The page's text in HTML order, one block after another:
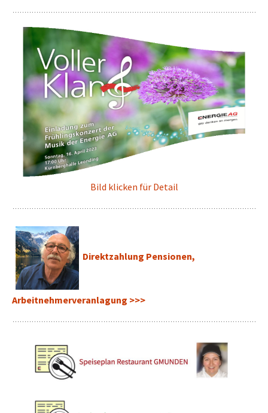
Bild klicken für Detail
Direktzahlung Pensionen,
Arbeitnehmerveranlagung >>>